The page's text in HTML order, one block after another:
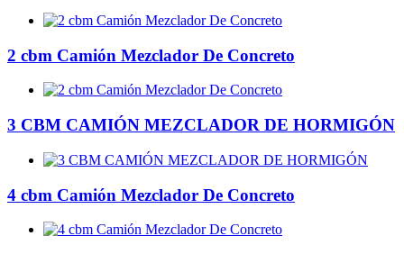
2 cbm Camión Mezclador De Concreto
3 CBM CAMIÓN MEZCLADOR DE HORMIGÓN
4 cbm Camión Mezclador De Concreto